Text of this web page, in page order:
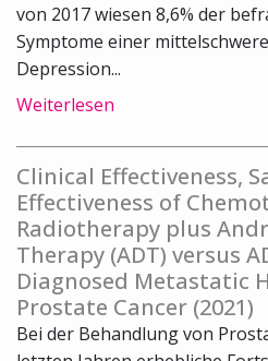
von 2017 wiesen 8,6% der
Symptome einer
Depression...
Weiterlesen
Clinical Effectiveness,
Effectiveness of
Radiotherapy plus
Therapy (ADT) versus
Diagnosed Metastatic
Prostate Cancer (2021)
Bei der Behandlung von